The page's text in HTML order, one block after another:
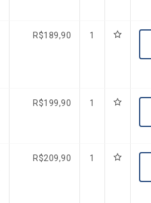
R$189,90 1
R$199,90 1
R$209,90 1